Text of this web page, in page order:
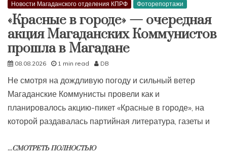
Новости Магаданского отделения КПРФ Фоторепортажи
«Красные в городе» — очередная
акция Магаданских Коммунистов
прошла в Магадане
08.08.2026 1 min read DB
Не смотря на дождливую погоду и сильный ветер
Магаданские Коммунисты провели как и
планировалось акцию-пикет «Красные в городе», на
которой раздавалась партийная литература, газеты и
...СМОТРЕТЬ ПОЛНОСТЬЮ